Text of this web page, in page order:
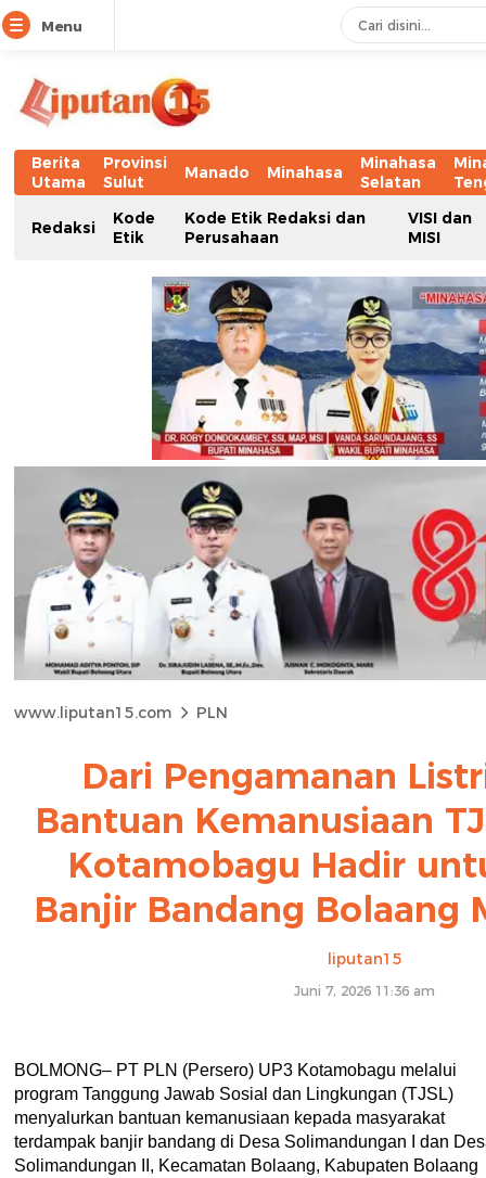
Menu
Berita
Utama
Provinsi
Sulut
Manado Minahasa
Minahasa
Selatan
Redaksi
Kode
Etik
Kode Etik Redaksi dan
Perusahaan
VISI dan
MISI
www.liputan15.com PLN
Dari Pengamanan
Bantuan Kemanusiaan
Kotamobagu Hadir
Banjir Bandang Bolaang
liputan15
Juni 7, 2026 11:36 am
BOLMONG– PT PLN (Persero) UP3 Kotamobagu melalui
program Tanggung Jawab Sosial dan Lingkungan (TJSL)
menyalurkan bantuan kemanusiaan kepada masyarakat
terdampak banjir bandang di Desa Solimandungan I dan
Solimandungan II, Kecamatan Bolaang, Kabupaten Bolaang